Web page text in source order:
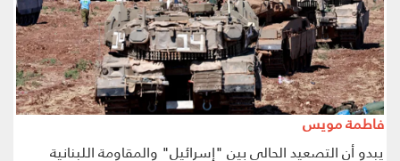
فاطمة مويس
يبدو أن التصعيد الحالي بين "إسرائيل" والمقاومة اللبنانية